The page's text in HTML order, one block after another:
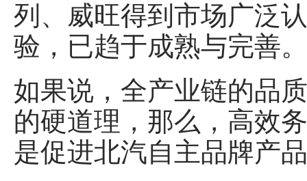
列、威旺得到市场广泛
验，已趋于成熟与完善。
如果说，全产业链的品
的硬道理，那么，高效
是促进北汽自主品牌产